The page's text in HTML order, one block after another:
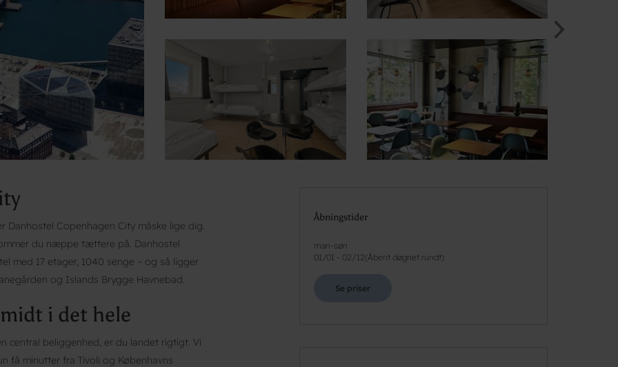
Danhostel Copenhagen City måske lige dig.
du næppe tættere på. Danhostel
med 17 etager, 1040 senge – og så ligger
og Islands Brygge Havnebad.
i det hele
central beliggenhed, er du landet rigtigt. Vi
få minutter fra Tivoli og Københavns
Åbningstider
man-søn
01/01 - 02/12( Åbent døgnet rundt)
Se priser